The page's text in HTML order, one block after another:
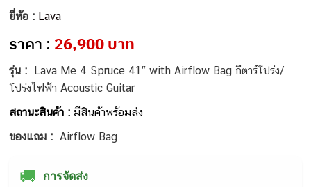
ยี่ห้อ : Lava
ราคา : 26,900 บาท
รุ่น :
Lava Me 4 Spruce 41″ with Airflow Bag กีตาร์โปร่ง/
โปร่งไฟฟ้า Acoustic Guitar
สถานะสินค้า :มีสินค้าพร้อมส่ง
ของแถม :Airflow Bag
🚚 การจัดส่ง